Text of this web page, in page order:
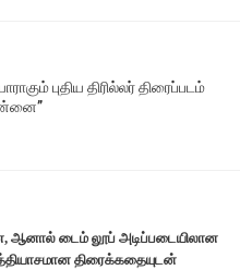
புதிய திரில்லர் திரைப்படம்
ஆனால் டைம் லூப் அடிப்படையிலான
திரைக்கதையுடன்